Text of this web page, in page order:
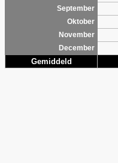
September
Oktober
November
December
Gemiddeld